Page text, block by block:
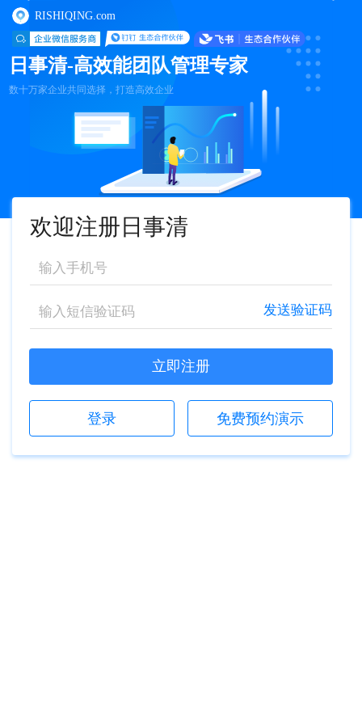
RISHIQING.com
日事清-高效能团队管理专家
数十万家企业共同选择，打造高效企业
欢迎注册日事清
发送验证码
立即注册
登录 免费预约演示